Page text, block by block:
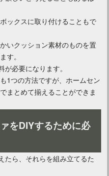
リアの主役にしよう！
！おすすめの商品をご紹介
印良品がおすすめ！
ックスに取り付けることもで
いクッション素材のものを置
す。
必要になります。
1つの方法ですが、ホームセン
まとめて揃えることができま
をDIYするために必
たら、それらを組み立てるた